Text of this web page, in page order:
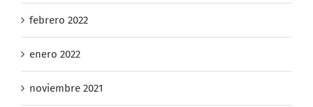
febrero 2022
enero 2022
noviembre 2021